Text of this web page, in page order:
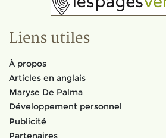
Liens utiles
À propos
Articles en anglais
Maryse De Palma
Développement personnel
Publicité
Partenaires